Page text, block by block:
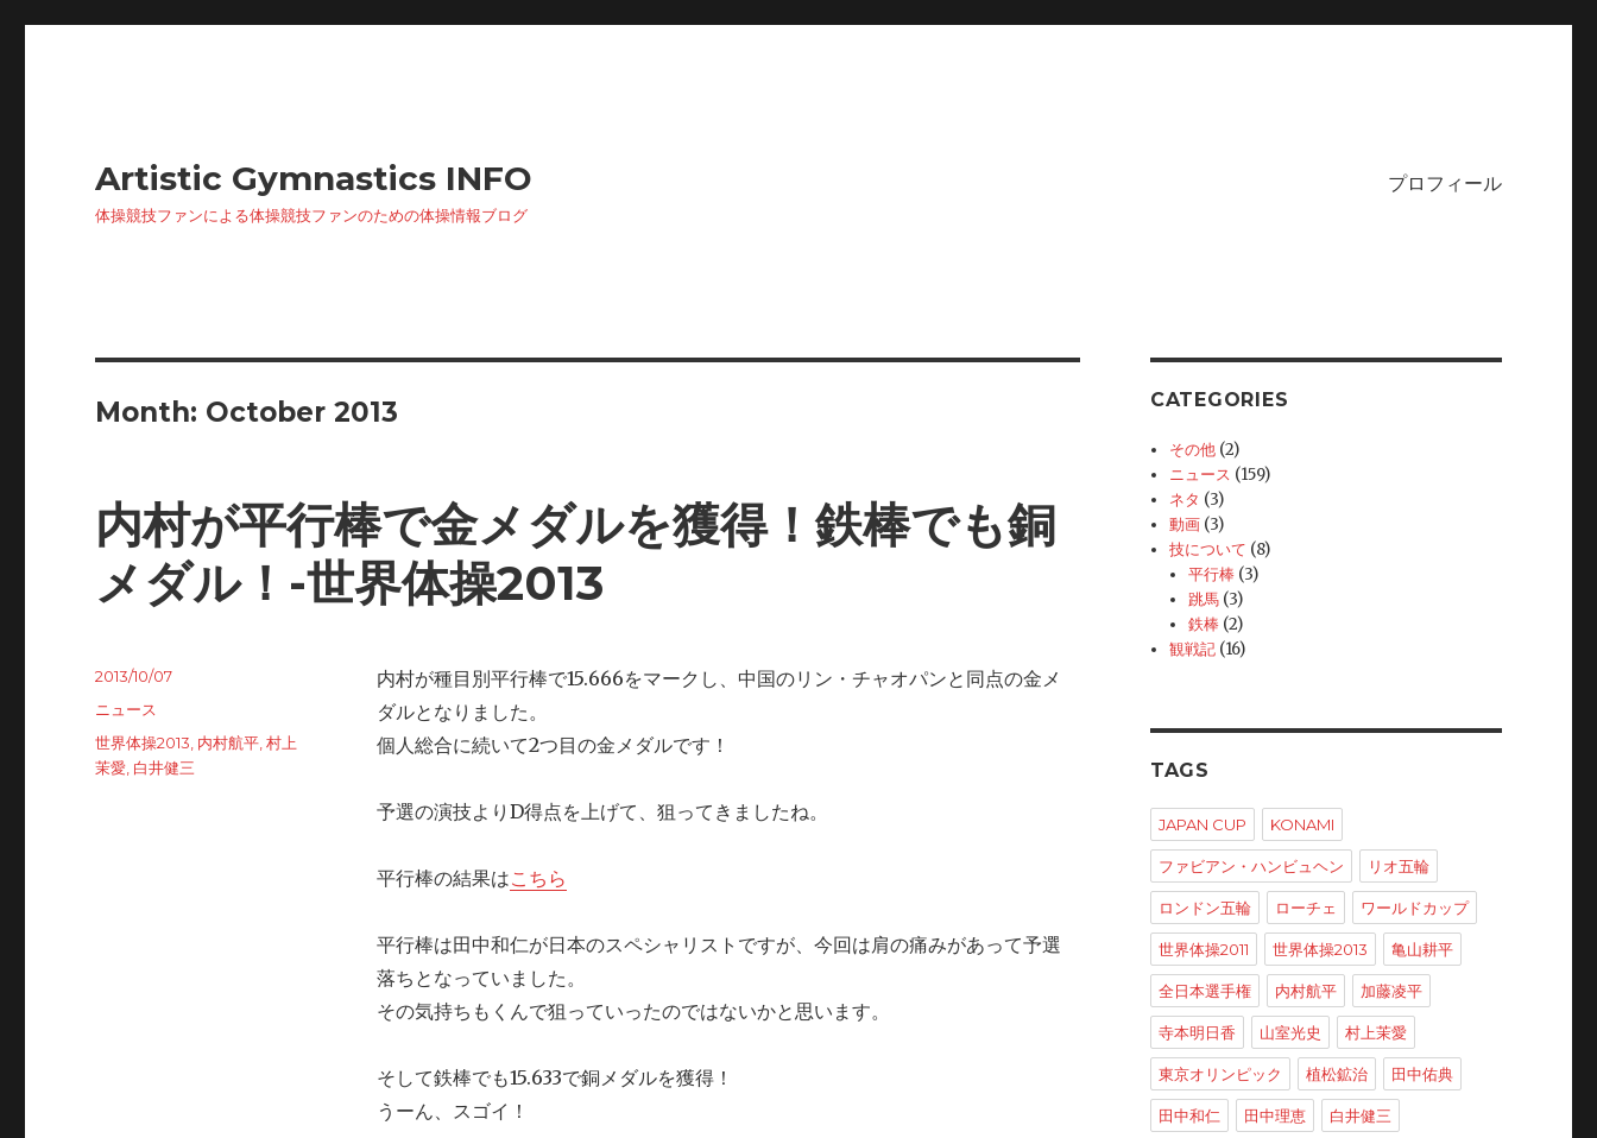
Artistic Gymnastics INFO
体操競技ファンによる体操競技ファンのための体操情報ブログ
プロフィール
Month: October 2013
内村が平行棒で金メダルを獲得！鉄棒でも銅
メダル！-世界体操2013
内村が種目別平行棒で15.666をマークし、中国のリン・チャオパンと同点の金メ
ダルとなりました。
個人総合に続いて2つ目の金メダルです！
予選の演技よりD得点を上げて、狙ってきましたね。
平行棒の結果はこちら
平行棒は田中和仁が日本のスペシャリストですが、今回は肩の痛みがあって予選
落ちとなっていました。
その気持ちもくんで狙っていったのではないかと思います。
そして鉄棒でも15.633で銅メダルを獲得！
うーん、スゴイ！
Posted
2013/10/07
Categories
ニュース
Tags
世界体操2013 内村航平 ,村上
茉愛 白井健三
CATEGORIES
その他 (2)
ニュース (159)
ネタ (3)
動画 (3)
技について (8)
平行棒 (3)
跳馬 (3)
鉄棒 (2)
観戦記 (16)
TAGS
JAPAN CUP KONAMI
ファビアン・ハンビュヘン リオ五輪
ロンドン五輪 ローチェ ワールドカップ
世界体操2011 世界体操2013 亀山耕平
全日本選手権 内村航平 加藤凌平
寺本明日香 山室光史 村上茉愛
東京オリンピック 植松鉱治 田中佑典
田中和仁 田中理恵 白井健三